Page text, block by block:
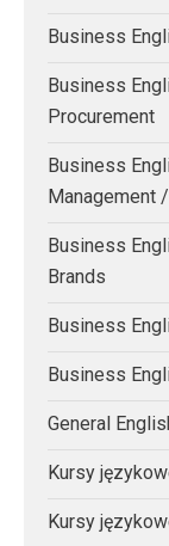
Business
Business
Procurement
Business
Management
Business
Brands
Business
Business
General
Kursy
Kursy